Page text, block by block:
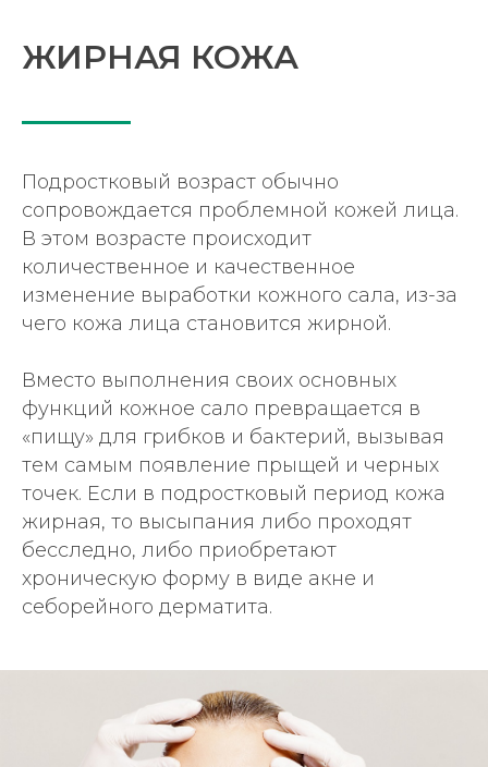
ЖИРНАЯ КОЖА
Подростковый возраст обычно
сопровождается проблемной кожей лица.
В этом возрасте происходит
количественное и качественное
изменение выработки кожного сала, из-за
чего кожа лица становится жирной.
Вместо выполнения своих основных
функций кожное сало превращается в
«пищу» для грибков и бактерий, вызывая
тем самым появление прыщей и черных
точек. Если в подростковый период кожа
жирная, то высыпания либо проходят
бесследно, либо приобретают
хроническую форму в виде акне и
себорейного дерматита.